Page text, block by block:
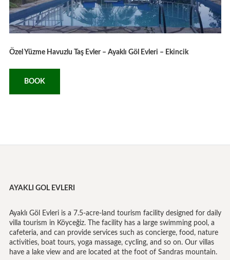
Özel Yüzme Havuzlu Taş Evler – Ayaklı Göl Evleri – Ekincik
BOOK
AYAKLI GOL EVLERI
Ayaklı Göl Evleri is a 7.5-acre-land tourism facility designed for daily
villa tourism in Köyceğiz. The facility has a large swimming pool, a
cafeteria, and can provide services such as concierge, food, nature
activities, boat tours, yoga massage, cycling, and so on. Our villas
have a lake view and are located at the foot of Sandras mountain.